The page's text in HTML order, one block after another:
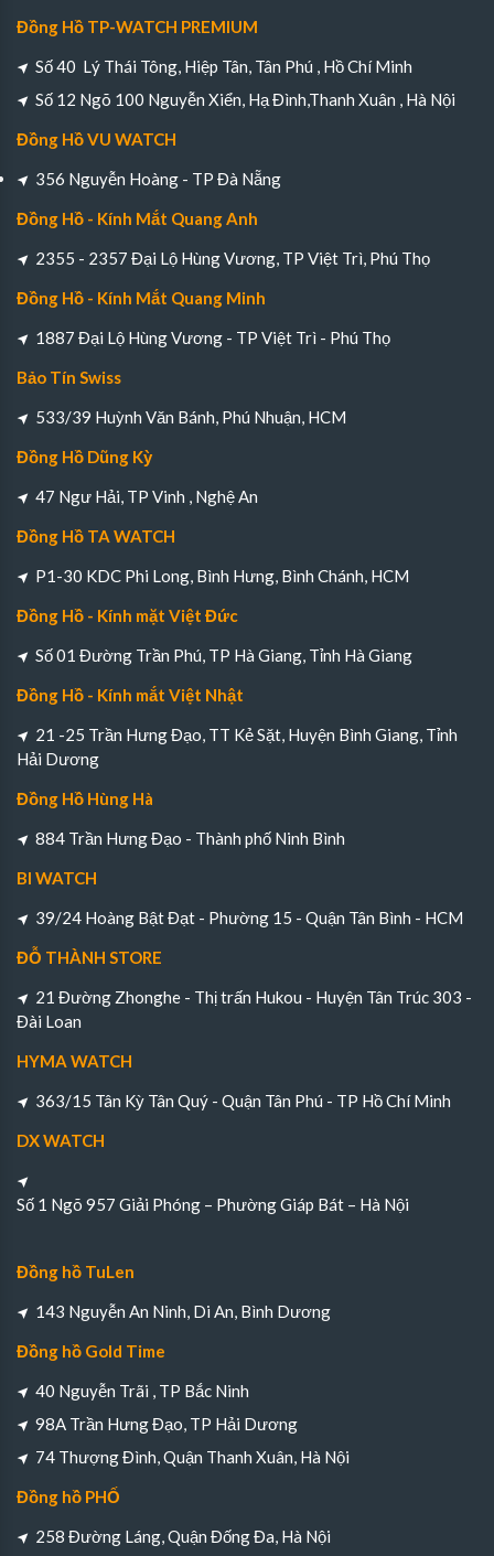
Đồng Hồ TP-WATCH PREMIUM
Số 40 Lý Thái Tông, Hiệp Tân, Tân Phú , Hồ Chí Minh
Số 12 Ngõ 100 Nguyễn Xiển, Hạ Đình,Thanh Xuân , Hà Nội
Đồng Hồ VU WATCH
356 Nguyễn Hoàng - TP Đà Nẵng
Đồng Hồ - Kính Mắt Quang Anh
2355 - 2357 Đại Lộ Hùng Vương, TP Việt Trì, Phú Thọ
Đồng Hồ - Kính Mắt Quang Minh
1887 Đại Lộ Hùng Vương - TP Việt Trì - Phú Thọ
Bảo Tín Swiss
533/39 Huỳnh Văn Bánh, Phú Nhuận, HCM
Đồng Hồ Dũng Kỳ
47 Ngư Hải, TP Vinh , Nghệ An
Đồng Hồ TA WATCH
P1-30 KDC Phi Long, Bình Hưng, Bình Chánh, HCM
Đồng Hồ - Kính mặt Việt Đức
Số 01 Đường Trần Phú, TP Hà Giang, Tỉnh Hà Giang
Đồng Hồ - Kính mắt Việt Nhật
21 -25 Trần Hưng Đạo, TT Kẻ Sặt, Huyện Bình Giang, Tỉnh
Hải Dương
Đồng Hồ Hùng Hà
884 Trần Hưng Đạo - Thành phố Ninh Bình
BI WATCH
39/24 Hoàng Bật Đạt - Phường 15 - Quận Tân Bình - HCM
ĐỖ THÀNH STORE
21 Đường Zhonghe - Thị trấn Hukou - Huyện Tân Trúc 303 -
Đài Loan
HYMA WATCH
363/15 Tân Kỳ Tân Quý - Quận Tân Phú - TP Hồ Chí Minh
DX WATCH
Số 1 Ngõ 957 Giải Phóng – Phường Giáp Bát – Hà Nội
Đồng hồ TuLen
143 Nguyễn An Ninh, Di An, Bình Dương
Đồng hồ Gold Time
40 Nguyễn Trãi , TP Bắc Ninh
98A Trần Hưng Đạo, TP Hải Dương
74 Thượng Đình, Quận Thanh Xuân, Hà Nội
Đồng hồ PHỐ
258 Đường Láng, Quận Đống Đa, Hà Nội